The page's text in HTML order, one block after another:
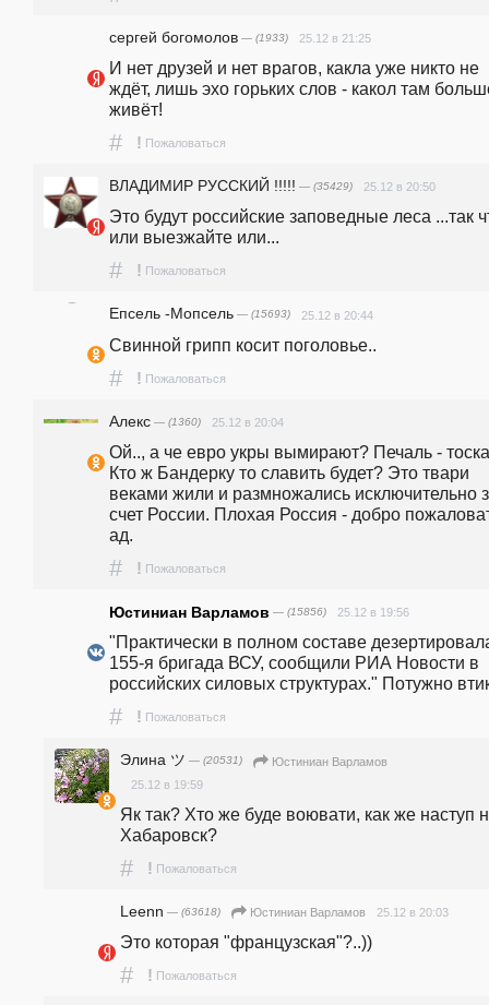
сергей богомолов — (1933) 25.12 в 21:25
И нет друзей и нет врагов, какла уже никто не
ждёт, лишь эхо горьких слов - какол там
живёт!
# ! Пожаловаться
ВЛАДИМИР РУССКИЙ !!!!! — (35429) 25.12 в 20:50
Это будут российские заповедные леса ...так
или выезжайте или...
# ! Пожаловаться
Епсель -Мопсель — (15693) 25.12 в 20:44
Свинной грипп косит поголовье..
# ! Пожаловаться
Алекс — (1360) 25.12 в 20:04
Ой.., а че евро укры вымирают? Печаль -
Кто ж Бандерку то славить будет? Это твари
веками жили и размножались исключительно
счет России. Плохая Россия - добро
ад.
# ! Пожаловаться
Юстиниан Варламов — (15856) 25.12 в 19:56
"Практически в полном составе
155-я бригада ВСУ, сообщили РИА Новости в
российских силовых структурах." Потужно
# ! Пожаловаться
Элина ツ — (20531)
Юстиниан Варламов
25.12 в 19:59
Як так? Хто же буде воювати, как же наступ
Хабаровск?
# ! Пожаловаться
Leenn — (63618) Юстиниан Варламов 25.12 в 20:03
Это которая "французская"?..))
# ! Пожаловаться